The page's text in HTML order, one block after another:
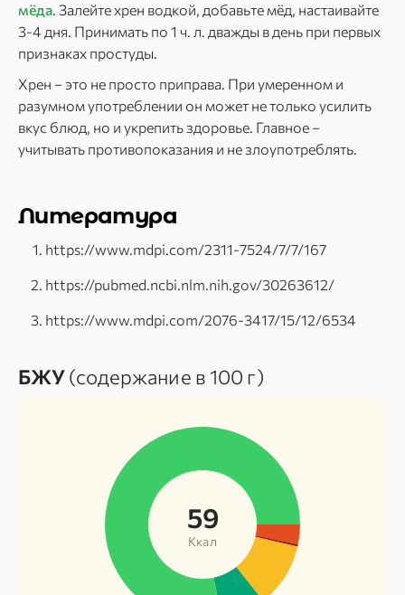
мёда. Залейте хрен водкой, добавьте мёд, настаивайте
3-4 дня. Принимать по 1 ч. л. дважды в день при первых
признаках простуды.
Хрен – это не просто приправа. При умеренном и
разумном употреблении он может не только усилить
вкус блюд, но и укрепить здоровье. Главное –
учитывать противопоказания и не злоупотреблять.
Литература
https://www.mdpi.com/2311-7524/7/7/167
https://pubmed.ncbi.nlm.nih.gov/30263612/
https://www.mdpi.com/2076-3417/15/12/6534
БЖУ(содержание в 100 г)
59
Ккал